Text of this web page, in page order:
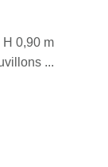
H 0,90 m
...